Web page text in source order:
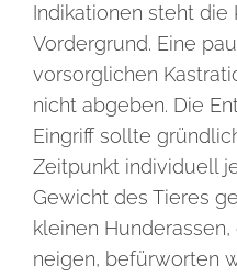
Indikationen steht die
Vordergrund. Eine
vorsorglichen
nicht abgeben. Die
Eingriff sollte
Zeitpunkt individuell
Gewicht des Tieres
kleinen
neigen, befürworten